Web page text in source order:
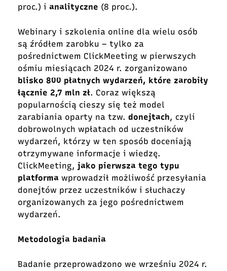
proc.) i analityczne (8 proc.).
Webinary i szkolenia online dla wielu osób
są źródłem zarobku – tylko za
pośrednictwem ClickMeeting w pierwszych
ośmiu miesiącach 2024 r. zorganizowano
blisko 800 płatnych wydarzeń, które zarobiły
łącznie 2,7 mln zł. Coraz większą
popularnością cieszy się też model
zarabiania oparty na tzw. donejtach, czyli
dobrowolnych wpłatach od uczestników
wydarzeń, którzy w ten sposób doceniają
otrzymywane informacje i wiedzę.
ClickMeeting, jako pierwsza tego typu
platforma wprowadził możliwość przesyłania
donejtów przez uczestników i słuchaczy
organizowanych za jego pośrednictwem
wydarzeń.
Metodologia badania
Badanie przeprowadzono we wrześniu 2024 r.